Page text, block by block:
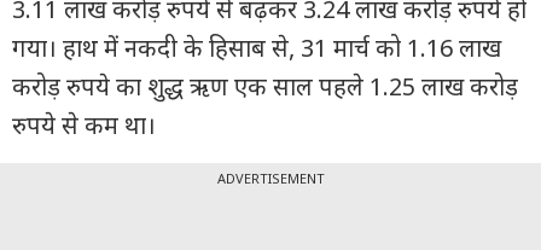
ट्रेंडिंग
बिजनेस
न्यूज
पर्सनल
3.11 लाख करोड़ रुपये से बढ़कर 3.24 लाख करोड़ रुपये हो
गया। हाथ में नकदी के हिसाब से, 31 मार्च को 1.16 लाख
करोड़ रुपये का शुद्ध ऋण एक साल पहले 1.25 लाख करोड़
रुपये से कम था।
ADVERTISEMENT